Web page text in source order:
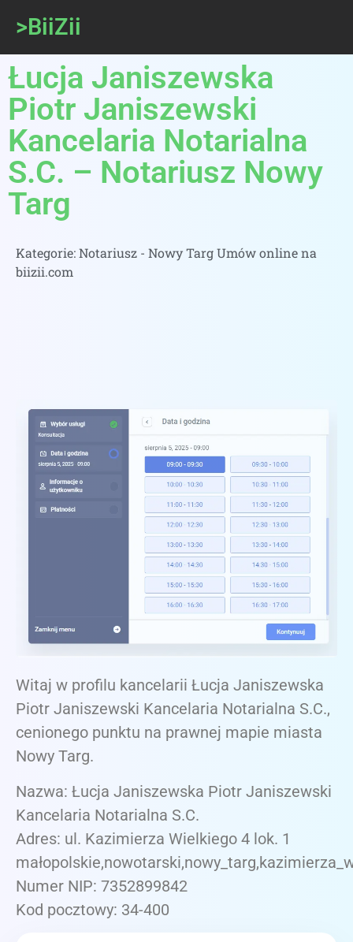
>BiiZii
Łucja Janiszewska
Piotr Janiszewski
Kancelaria Notarialna
S.C. – Notariusz Nowy
Targ
Kategorie:Notariusz - Nowy Targ Umów online na
biizii.com
Witaj w profilu kancelarii Łucja Janiszewska
Piotr Janiszewski Kancelaria Notarialna S.C.,
cenionego punktu na prawnej mapie miasta
Nowy Targ.
Nazwa: Łucja Janiszewska Piotr Janiszewski
Kancelaria Notarialna S.C.
Adres: ul. Kazimierza Wielkiego 4 lok. 1
Numer NIP: 7352899842
Kod pocztowy: 34-400